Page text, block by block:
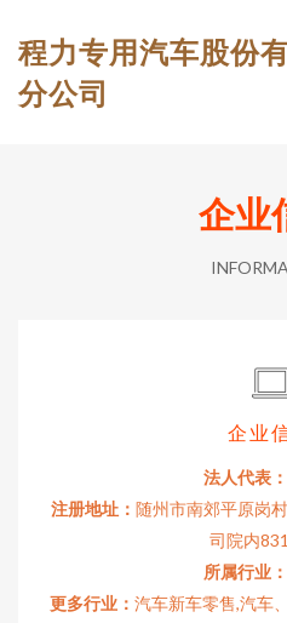
程力专用汽车股份
分公司
企业
企业
法人代表：
注册地址： 随州市南郊平原岗
司院内
所属行业：
更多行业： 汽车新车零售,汽车